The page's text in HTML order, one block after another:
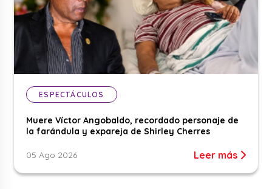
ESPECTÁCULOS
Muere Víctor Angobaldo, recordado personaje de
la farándula y expareja de Shirley Cherres
05 Ago 2026 Leer más